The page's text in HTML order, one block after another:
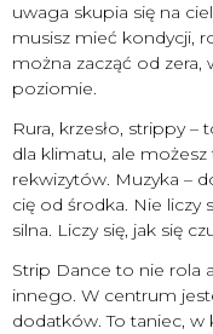
uwaga skupia się na
musisz mieć kondycji,
można zacząć od zera,
poziomie.
Rura, krzesło, strippy
dla klimatu, ale
rekwizytów. Muzyka –
cię od środka. Nie liczy
silna. Liczy się, jak się
Strip Dance to nie rola
innego. W centrum
dodatków. To taniec,